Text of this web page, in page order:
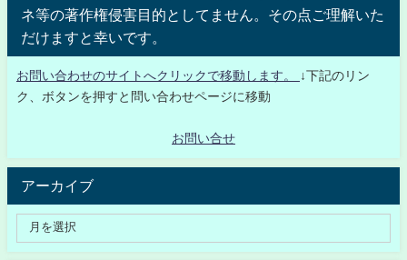
ネ等の著作権侵害目的としてません。その点ご理解いた
だけますと幸いです。
お問い合わせのサイトへクリックで移動します。
↓下記のリン
ク、ボタンを押すと問い合わせページに移動
お問い合せ
アーカイブ